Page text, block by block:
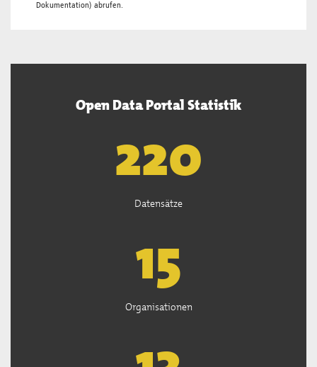
Dokumentation) abrufen.
Open Data Portal Statistik
222
Datensätze
15
Organisationen